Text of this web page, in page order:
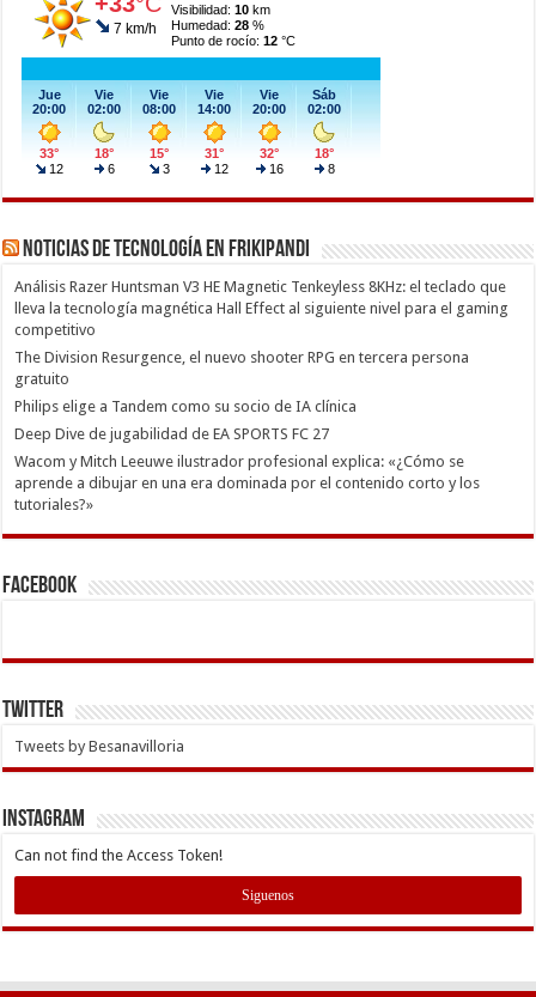
Noticias de Tecnología en Frikipandi
Análisis Razer Huntsman V3 HE Magnetic Tenkeyless 8KHz: el teclado que
lleva la tecnología magnética Hall Effect al siguiente nivel para el gaming
competitivo
The Division Resurgence, el nuevo shooter RPG en tercera persona
gratuito
Philips elige a Tandem como su socio de IA clínica
Deep Dive de jugabilidad de EA SPORTS FC 27
Wacom y Mitch Leeuwe ilustrador profesional explica: «¿Cómo se
aprende a dibujar en una era dominada por el contenido corto y los
tutoriales?»
Facebook
Twitter
Tweets by Besanavilloria
INSTAGRAM
Can not find the Access Token!
Siguenos